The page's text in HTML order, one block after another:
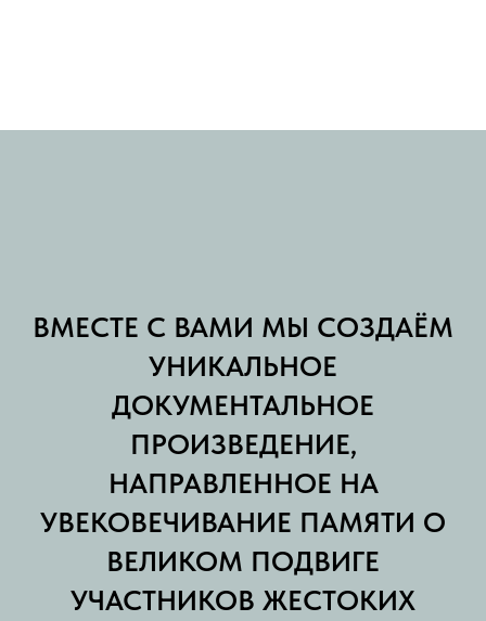
ВМЕСТЕ С ВАМИ МЫ СОЗДАЁМ
УНИКАЛЬНОЕ
ДОКУМЕНТАЛЬНОЕ
ПРОИЗВЕДЕНИЕ,
НАПРАВЛЕННОЕ НА
УВЕКОВЕЧИВАНИЕ ПАМЯТИ О
ВЕЛИКОМ ПОДВИГЕ
УЧАСТНИКОВ ЖЕСТОКИХ